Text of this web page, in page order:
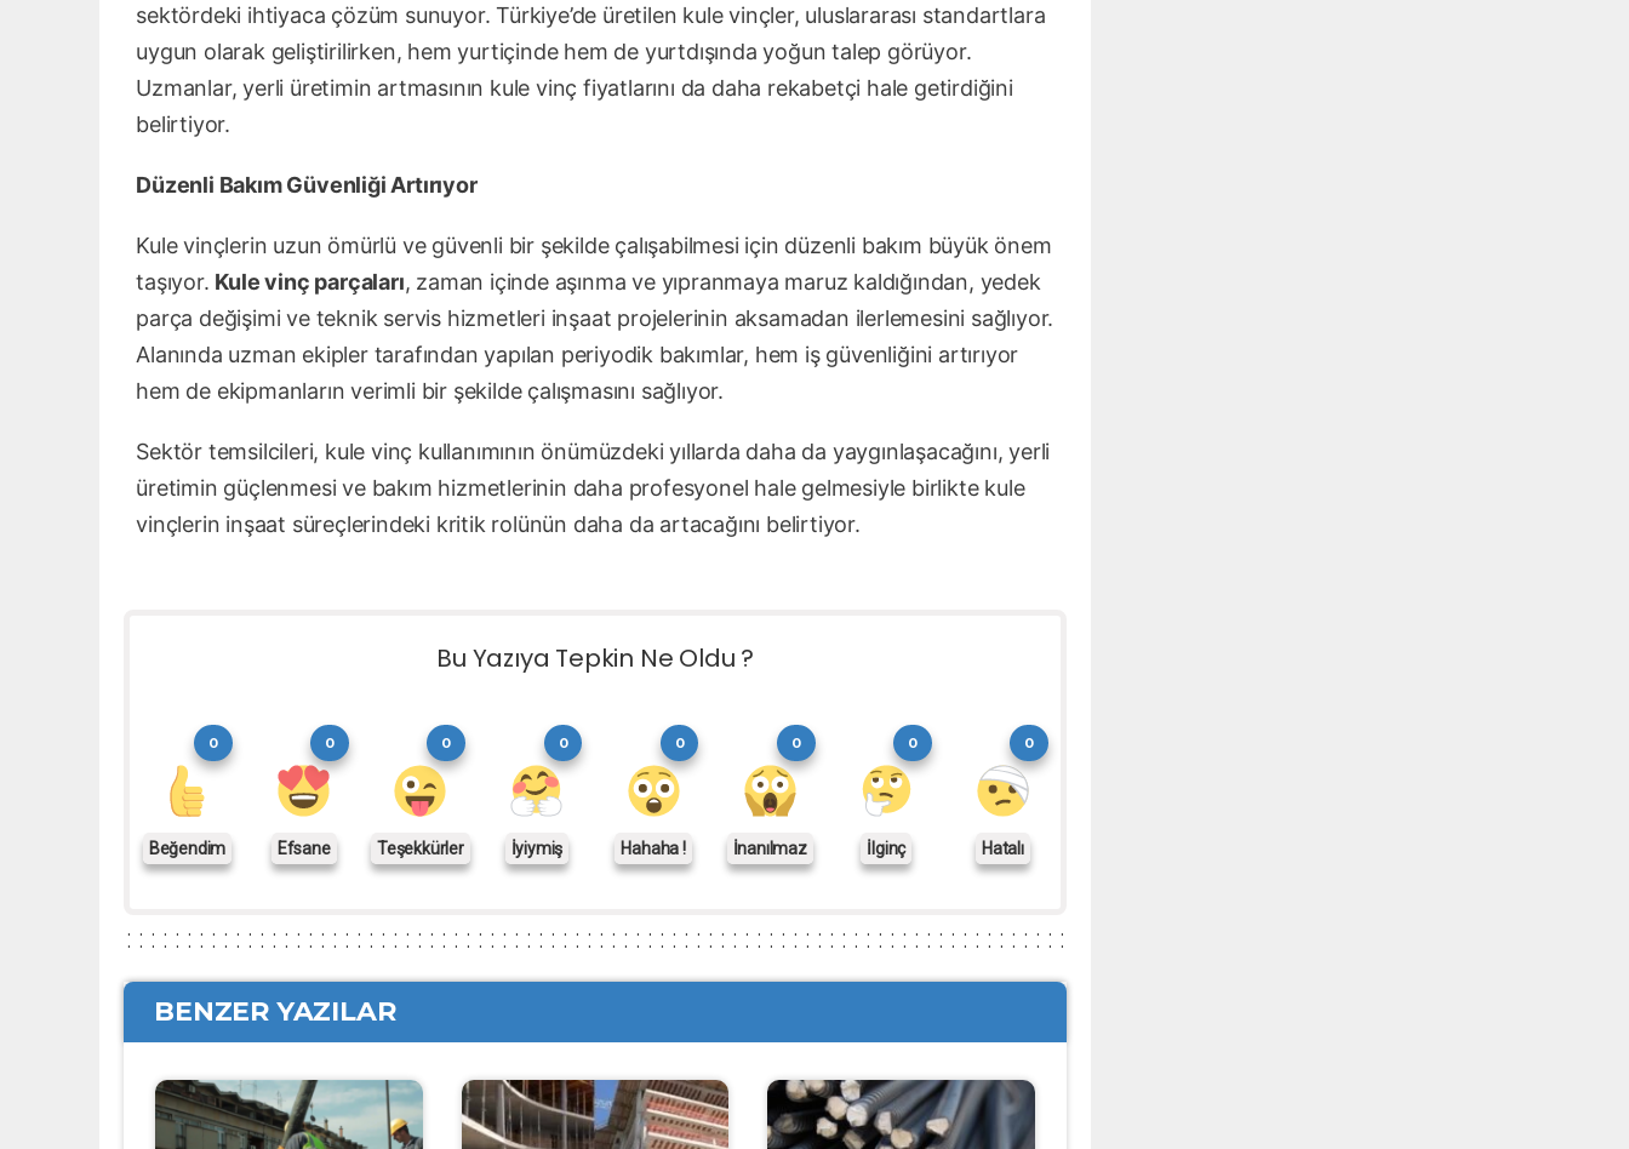
sektördeki ihtiyaca çözüm sunuyor. Türkiye’de üretilen kule vinçler, uluslararası standartlara
uygun olarak geliştirilirken, hem yurtiçinde hem de yurtdışında yoğun talep görüyor.
Uzmanlar, yerli üretimin artmasının kule vinç fiyatlarını da daha rekabetçi hale getirdiğini
belirtiyor.
Düzenli Bakım Güvenliği Artırıyor
Kule vinçlerin uzun ömürlü ve güvenli bir şekilde çalışabilmesi için düzenli bakım büyük önem
taşıyor. Kule vinç parçaları, zaman içinde aşınma ve yıpranmaya maruz kaldığından, yedek
parça değişimi ve teknik servis hizmetleri inşaat projelerinin aksamadan ilerlemesini sağlıyor.
Alanında uzman ekipler tarafından yapılan periyodik bakımlar, hem iş güvenliğini artırıyor
hem de ekipmanların verimli bir şekilde çalışmasını sağlıyor.
Sektör temsilcileri, kule vinç kullanımının önümüzdeki yıllarda daha da yaygınlaşacağını, yerli
üretimin güçlenmesi ve bakım hizmetlerinin daha profesyonel hale gelmesiyle birlikte kule
vinçlerin inşaat süreçlerindeki kritik rolünün daha da artacağını belirtiyor.
Bu Yazıya Tepkin Ne Oldu ?
Beğendim
0
Efsane
0
Teşekkürler
0
İyiymiş
0
Hahaha !
0
İnanılmaz
0
İlginç
0
Hatalı
0
BENZER YAZILAR